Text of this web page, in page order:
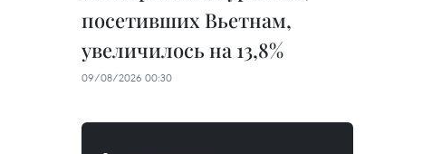
посетивших Вьетнам,
увеличилось на 13,8%
09/08/2026 00:30